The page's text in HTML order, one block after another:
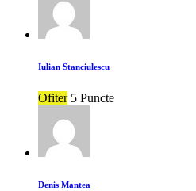
Iulian Stanciulescu
Ofiter 5 Puncte
Denis Mantea